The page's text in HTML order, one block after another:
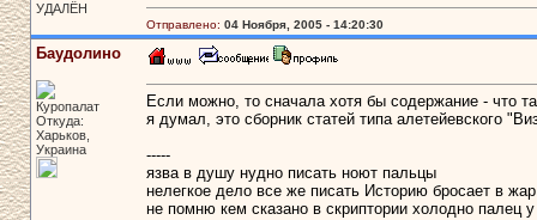
УДАЛЁН
Отправлено: 04 Ноября, 2005 - 14:20:30
Баудолино
Куропалат
Откуда:
Харьков,
Украина
Если можно, то сначала хотя бы содержание - что
я думал, это сборник статей типа алетейевского
-----
язва в душу нудно писать ноют пальцы
нелегкое дело все же писать Историю бросает в
не помню кем сказано в скриптории холодно палец